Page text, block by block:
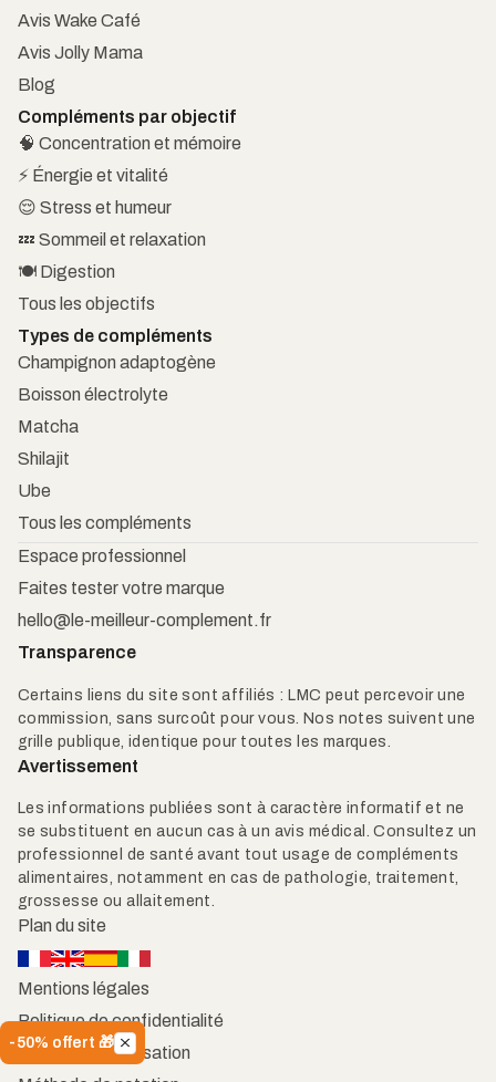
-50% offert 🎁
Avis Wake Café
Avis Jolly Mama
Blog
Compléments par objectif
🧠 Concentration et mémoire
⚡ Énergie et vitalité
😌 Stress et humeur
💤 Sommeil et relaxation
🍽️ Digestion
Tous les objectifs
Types de compléments
Champignon adaptogène
Boisson électrolyte
Matcha
Shilajit
Ube
Tous les compléments
Espace professionnel
Faites tester votre marque
hello@le-meilleur-complement.fr
Transparence
Certains liens du site sont affiliés : LMC peut percevoir une
commission, sans surcoût pour vous. Nos notes suivent une
grille publique, identique pour toutes les marques.
Avertissement
Les informations publiées sont à caractère informatif et ne
se substituent en aucun cas à un avis médical. Consultez un
professionnel de santé avant tout usage de compléments
alimentaires, notamment en cas de pathologie, traitement,
grossesse ou allaitement.
Plan du site
Mentions légales
Politique de confidentialité
Conditions d'utilisation